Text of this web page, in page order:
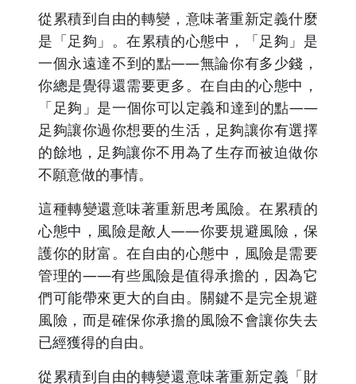
從累積到自由的轉變，意味著重新定義什麼
是「足夠」。在累積的心態中，「足夠」是
一個永遠達不到的點——無論你有多少錢，
你總是覺得還需要更多。在自由的心態中，
「足夠」是一個你可以定義和達到的點——
足夠讓你過你想要的生活，足夠讓你有選擇
的餘地，足夠讓你不用為了生存而被迫做你
不願意做的事情。
這種轉變還意味著重新思考風險。在累積的
心態中，風險是敵人——你要規避風險，保
護你的財富。在自由的心態中，風險是需要
管理的——有些風險是值得承擔的，因為它
們可能帶來更大的自由。關鍵不是完全規避
風險，而是確保你承擔的風險不會讓你失去
已經獲得的自由。
從累積到自由的轉變還意味著重新定義「財